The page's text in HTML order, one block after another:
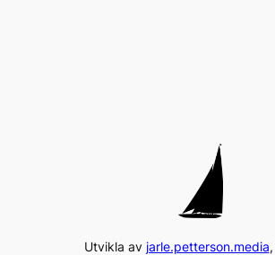
Utvikla av jarle.petterson.media